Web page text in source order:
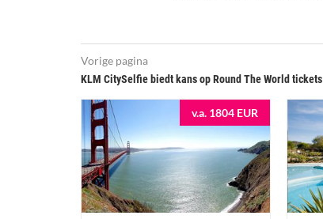
Vorige pagina
KLM CitySelfie biedt kans op Round The World tickets
v.a. 1804 EUR